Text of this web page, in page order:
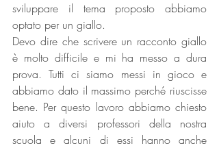
sviluppare il tema proposto abbiamo
optato per un giallo.
Devo dire che scrivere un racconto giallo
è molto difficile e mi ha messo a dura
prova. Tutti ci siamo messi in gioco e
abbiamo dato il massimo perché riuscisse
bene. Per questo lavoro abbiamo chiesto
aiuto a diversi professori della nostra
scuola e alcuni di essi hanno anche